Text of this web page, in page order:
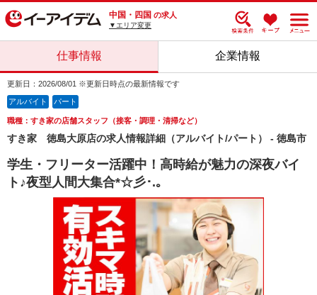
中国・四国 の求人
▼エリア変更
仕事情報 企業情報
更新日：2026/08/01 ※更新日時点の最新情報です
アルバイト パート
職種：すき家の店舗スタッフ（接客・調理・清掃など）
すき家 徳島大原店の求人情報詳細（アルバイト/パート） - 徳島市
学生・フリーター活躍中！高時給が魅力の深夜バイ
ト♪夜型人間大集合*☆彡･.｡